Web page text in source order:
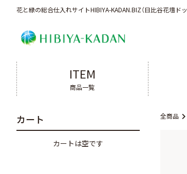
花と緑の総合仕入れサイトHIBIYA-KADAN.BIZ（日比谷花壇ドッ
ITEM
商品一覧
全商品
カート
カートは空です